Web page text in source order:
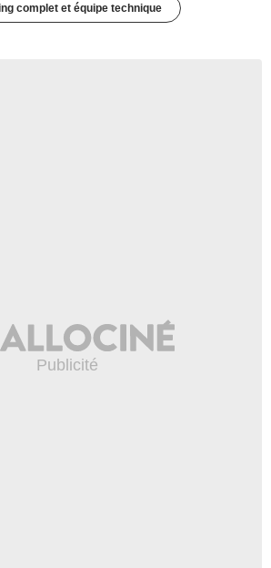
complet et équipe technique